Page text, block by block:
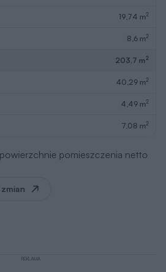
19,74 m2
8,6 m2
203,7 m2
40,29 m2
4,49 m2
7,08 m2
pomieszczenia netto
REKLAMA